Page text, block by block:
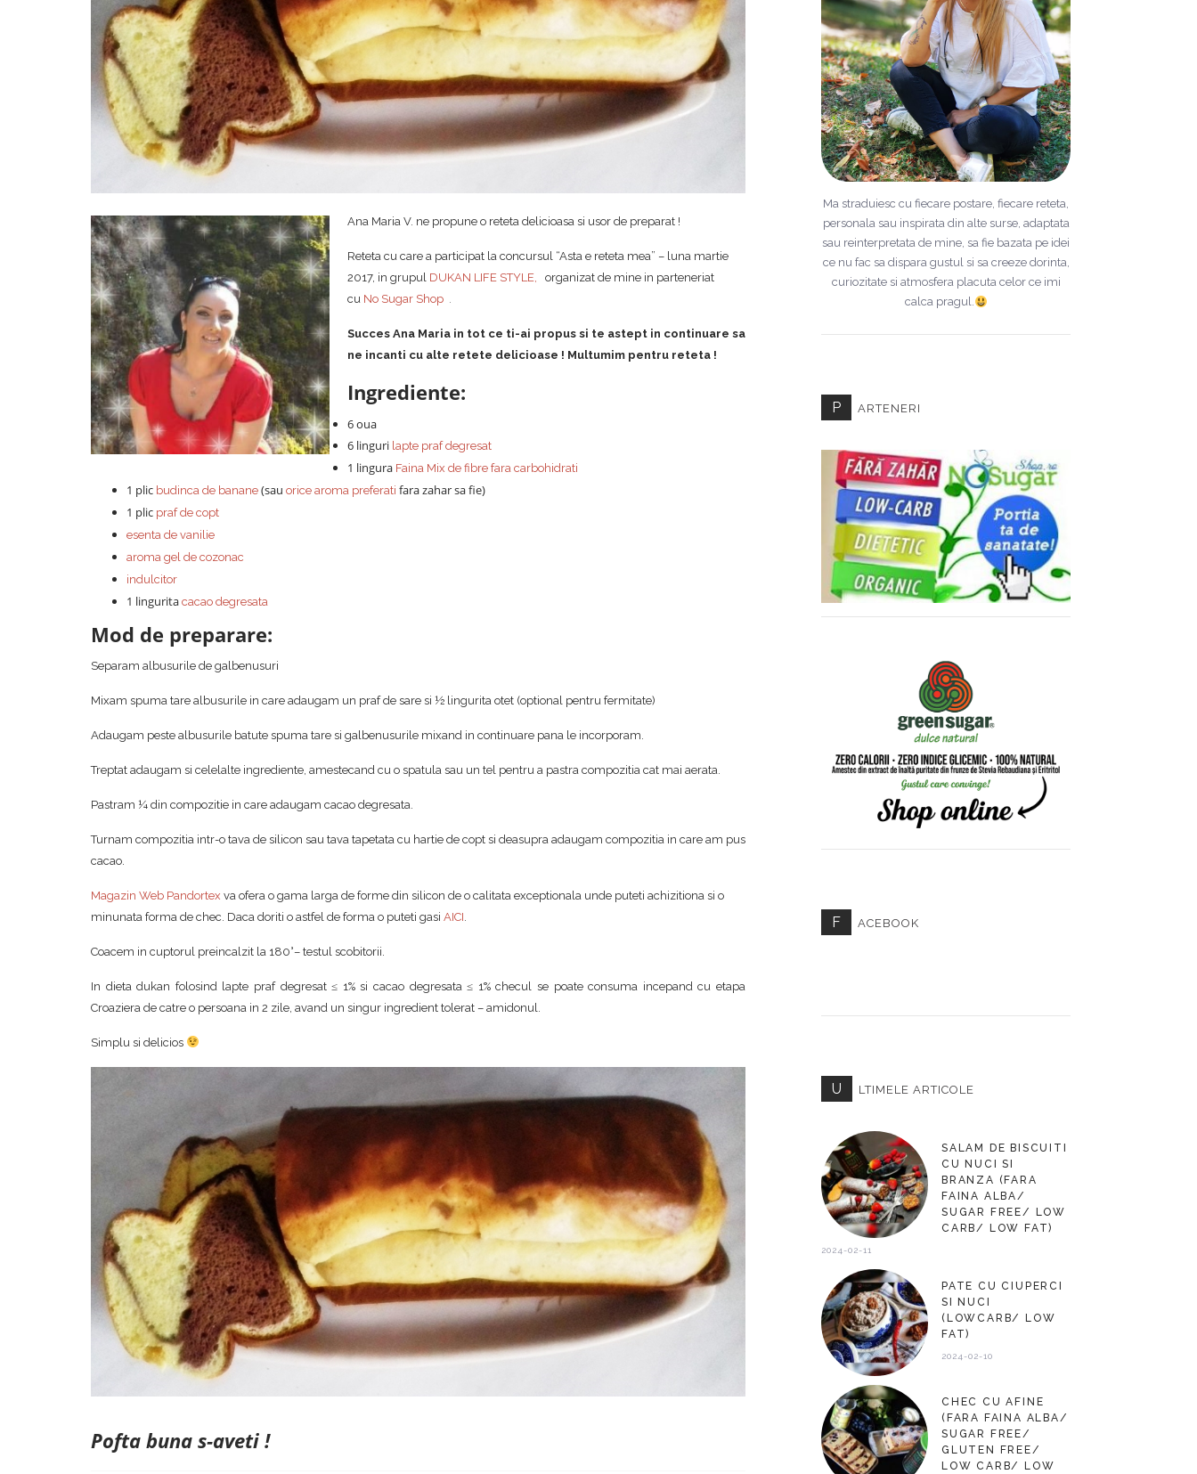
Ana Maria V. ne propune o reteta delicioasa si usor de preparat !
Reteta cu care a participat la concursul “Asta e reteta mea” – luna martie
2017, in grupul DUKAN LIFE STYLE
organizat de mine in parteneriat
cu No Sugar Shop
Succes Ana Maria in tot ce ti-ai propus si te astept in continuare sa
ne incanti cu alte retete delicioase ! Multumim pentru reteta !
Ingrediente:
6 oua
6 linguri lapte praf degresat
1 lingura Faina Mix de fibre fara carbohidrati
1 plic budinca de banane (sau orice aroma preferati fara zahar sa fie)
1 plic praf de copt
esenta de vanilie
aroma gel de cozonac
indulcitor
1 lingurita cacao degresata
Mod de preparare:
Separam albusurile de galbenusuri
Mixam spuma tare albusurile in care adaugam un praf de sare si ½ lingurita otet (optional pentru fermitate)
Adaugam peste albusurile batute spuma tare si galbenusurile mixand in continuare pana le incorporam.
Treptat adaugam si celelalte ingrediente, amestecand cu o spatula sau un tel pentru a pastra compozitia cat mai aerata.
Pastram ¼ din compozitie in care adaugam cacao degresata.
Turnam compozitia intr-o tava de silicon sau tava tapetata cu hartie de copt si deasupra adaugam compozitia in care am pus
cacao.
Magazin Web Pandortex va ofera o gama larga de forme din silicon de o calitata exceptionala unde puteti achizitiona si o
minunata forma de chec. Daca doriti o astfel de forma o puteti gasi AICI
Coacem in cuptorul preincalzit la 180°– testul scobitorii.
In dieta dukan folosind lapte praf degresat ≤ 1% si cacao degresata ≤ 1% checul se poate consuma incepand cu etapa
Croaziera de catre o persoana in 2 zile, avand un singur ingredient tolerat – amidonul.
Simplu si delicios
Pofta buna s-aveti !
Ma straduiesc cu fiecare postare, fiecare reteta,
personala sau inspirata din alte surse, adaptata
sau reinterpretata de mine, sa fie bazata pe idei
ce nu fac sa dispara gustul si sa creeze dorinta,
curiozitate si atmosfera placuta celor ce imi
calca pragul.
P ARTENERI
F ACEBOOK
U LTIMELE ARTICOLE
SALAM DE BISCUITI
CU NUCI SI
BRANZA (FARA
FAINA ALBA/
SUGAR FREE/ LOW
CARB/ LOW FAT)
2024-02-11
PATE CU CIUPERCI
SI NUCI
(LOWCARB/ LOW
FAT)
2024-02-10
CHEC CU AFINE
(FARA FAINA ALBA/
SUGAR FREE/
GLUTEN FREE/
LOW CARB/ LOW